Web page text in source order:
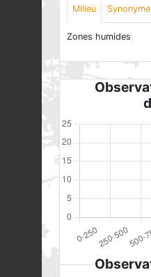
Milieu
Zones humides